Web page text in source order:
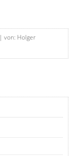
| von: Holger